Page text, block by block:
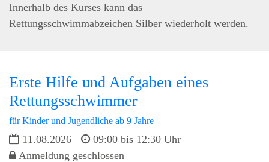
Innerhalb des Kurses kann das
Rettungsschwimmabzeichen Silber wiederholt werden.
Erste Hilfe und Aufgaben eines
Rettungsschwimmer
für Kinder und Jugendliche ab 9 Jahre
11.08.2026
09:00 bis 12:30 Uhr
Anmeldung geschlossen